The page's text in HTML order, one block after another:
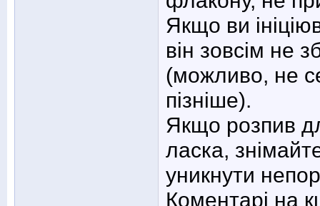
Якщо ви
він зовсім не
(можливо, не
пізніше).
Якщо розпив
ласка,
уникнути
Коментарі на